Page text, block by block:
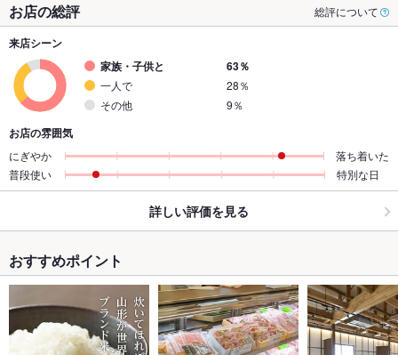
お店の総評 総評について
来店シーン
家族・子供と
63％
一人で
28％
その他
9％
お店の雰囲気
にぎやか
落ち着いた
普段使い
特別な日
詳しい評価を見る
おすすめポイント